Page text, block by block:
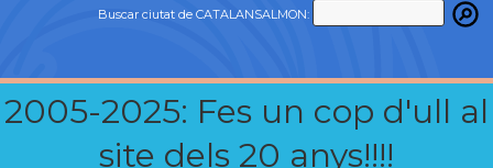
Buscar ciutat de CATALANSALMON:
2005-2025: Fes un cop d'ull al
site dels 20 anys!!!!